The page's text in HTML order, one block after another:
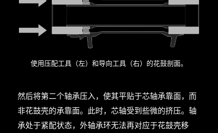
使用压配工具（左）和导向工具（右）的花鼓剖面。
然后将第二个轴承压入，使其平贴于芯轴承靠面，而
非花鼓壳的承靠面。此时，芯轴受到些微的挤压。轴
承处于紧配状态，外轴承环无法再对应于花鼓壳移